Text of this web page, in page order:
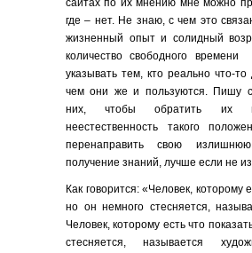
сайтах по их мнению мне можно
где – нет. Не знаю, с чем это
жизненный опыт и солидный
количество свободного
указывать тем, кто реально что-то
чем они же и пользуются. Пишу
них, чтобы обратить их
неестественность такого
перенаправить свою
получение знаний, лучше если не
Как говорится: «Человек, которому
но он немного стесняется,
Человек, которому есть что
стесняется, называется